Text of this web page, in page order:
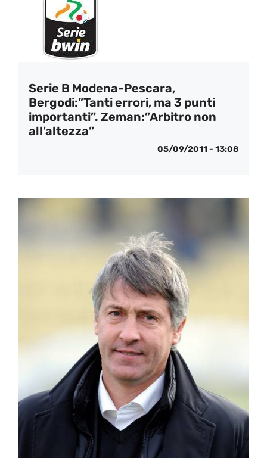
Serie B Modena-Pescara,
Bergodi:”Tanti errori, ma 3 punti
importanti”. Zeman:”Arbitro non
all’altezza”
05/09/2011 - 13:08